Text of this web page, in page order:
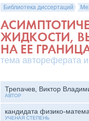
Библиотека диссертаций
ЖИДКОСТИ,
НА ЕЕ
тема автореферата
Трепачев, Виктор
АВТОР
кандидата физико-
УЧЕНАЯ СТЕПЕНЬ